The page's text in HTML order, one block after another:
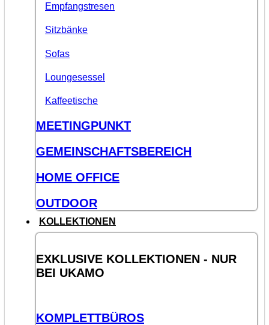
Empfangstresen
Sitzbänke
Sofas
Loungesessel
Kaffeetische
MEETINGPUNKT
GEMEINSCHAFTSBEREICH
HOME OFFICE
OUTDOOR
KOLLEKTIONEN
EXKLUSIVE KOLLEKTIONEN - NUR
BEI UKAMO
KOMPLETTBÜROS